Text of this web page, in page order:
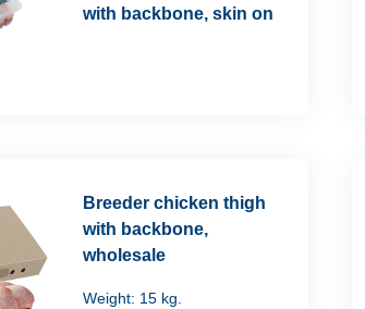
with backbone, skin on
Breeder chicken thigh
with backbone,
wholesale
Weight: 15 kg.